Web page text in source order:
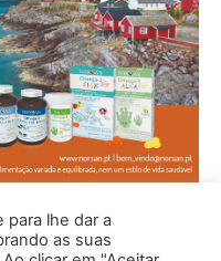
para lhe dar a
as suas